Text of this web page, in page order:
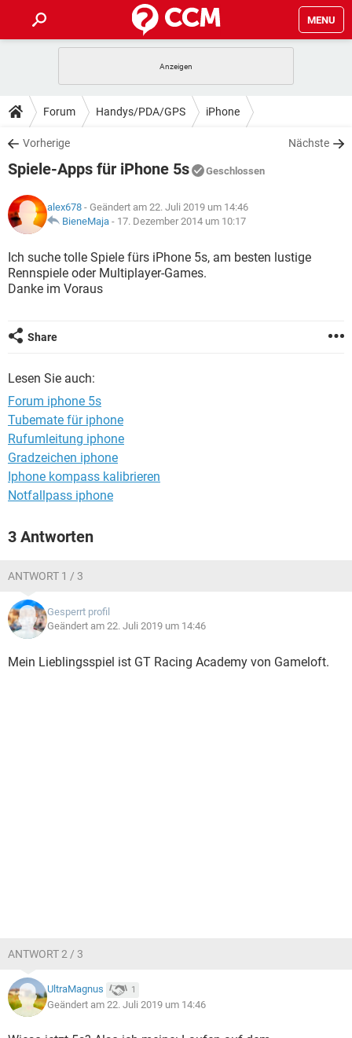
MENU
ANDROID IOS
WINDOWS 10
WHATSAPP TIKTOK
FACEBOOK
TIPPS & TRICKS
SPIELE STREAMING
WHATSAPP TIKTOK
FACEBOOK
DOWNLOADS
SPIELE STREAMING
ANDROID
WINDOWS 10 INSTAGRAM
WHATSAPP TIKTOK
FACEBOOK HARDWARE
FORUM
SPIELE STREAMING
ANDROID
WINDOWS 10 INSTAGRAM
WHATSAPP
LEXIKON
SPIELE STREAMING
ANDROID IOS
WHATSAPP
Forum Handys/PDA/GPS iPhone
Vorherige Nächste
Spiele-Apps für iPhone 5s Geschlossen
alex678 - Geändert am 22. Juli 2019 um 14:46
BieneMaja - 17. Dezember 2014 um 10:17
Ich suche tolle Spiele fürs iPhone 5s, am besten lustige
Rennspiele oder Multiplayer-Games.
Danke im Voraus
Share
Lesen Sie auch:
Forum iphone 5s
Tubemate für iphone
Rufumleitung iphone
Gradzeichen iphone
Iphone kompass kalibrieren
Notfallpass iphone
3 Antworten
ANTWORT 1 / 3
Gesperrt profil
Geändert am 22. Juli 2019 um 14:46
Mein Lieblingsspiel ist GT Racing Academy von Gameloft.
ANTWORT 2 / 3
UltraMagnus 1
Geändert am 22. Juli 2019 um 14:46